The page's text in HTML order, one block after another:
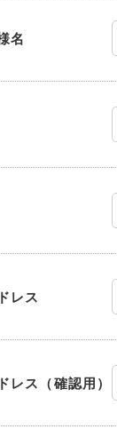
名
レス
レス（確認用）